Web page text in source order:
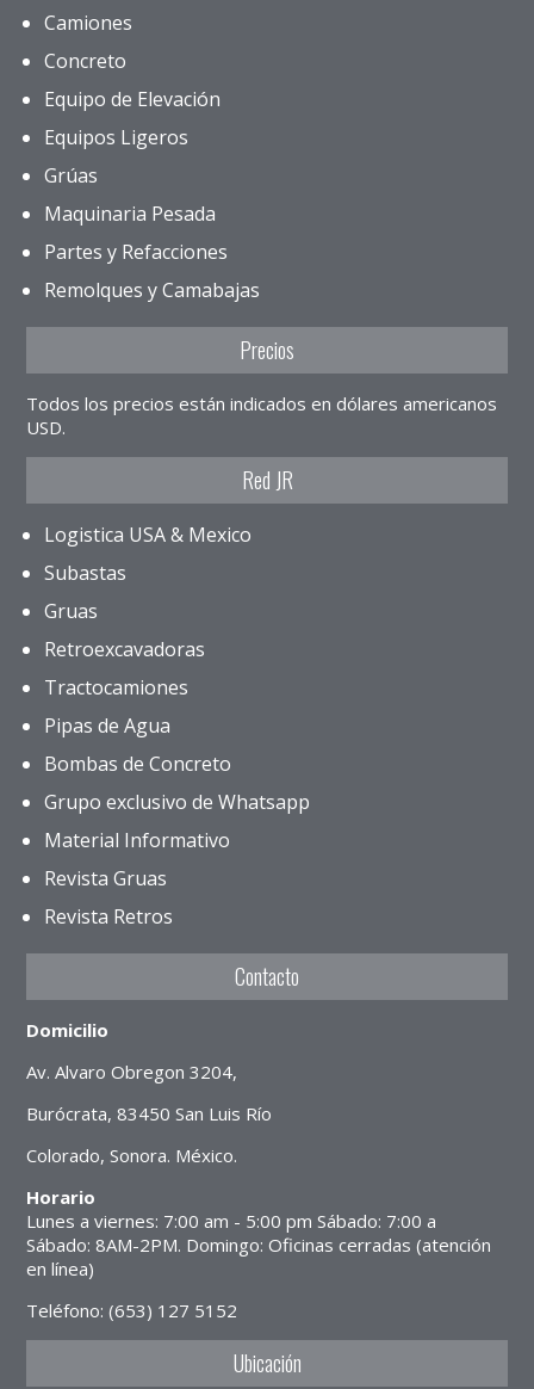
Camiones
Concreto
Equipo de Elevación
Equipos Ligeros
Grúas
Maquinaria Pesada
Partes y Refacciones
Remolques y Camabajas
Precios
Todos los precios están indicados en dólares americanos
USD.
Red JR
Logistica USA & Mexico
Subastas
Gruas
Retroexcavadoras
Tractocamiones
Pipas de Agua
Bombas de Concreto
Grupo exclusivo de Whatsapp
Material Informativo
Revista Gruas
Revista Retros
Contacto
Domicilio
Av. Alvaro Obregon 3204,
Burócrata, 83450 San Luis Río
Colorado, Sonora. México.
Horario
Lunes a viernes: 7:00 am - 5:00 pm Sábado: 7:00 a
Sábado: 8AM-2PM. Domingo: Oficinas cerradas (atención
en línea)
Teléfono: (653) 127 5152
Ubicación